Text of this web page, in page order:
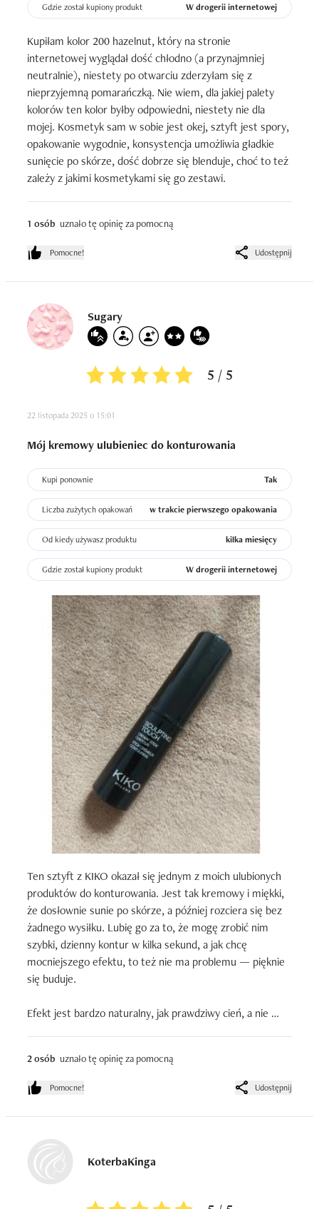
Gdzie został kupiony produkt W drogerii internetowej
Kupiłam kolor 200 hazelnut, który na stronie
internetowej wyglądał dość chłodno (a przynajmniej
neutralnie), niestety po otwarciu zderzyłam się z
nieprzyjemną pomarańczką. Nie wiem, dla jakiej palety
kolorów ten kolor byłby odpowiedni, niestety nie dla
mojej. Kosmetyk sam w sobie jest okej, sztyft jest spory,
opakowanie wygodnie, konsystencja umożliwia gładkie
sunięcie po skórze, dość dobrze się blenduje, choć to też
zależy z jakimi kosmetykami się go zestawi.
1 osób uznało tę opinię za pomocną
Pomocne! Udostępnij
Sugary
5 / 5
22 listopada 2025 o 15:01
Mój kremowy ulubieniec do konturowania
Kupi ponownie Tak
Liczba zużytych opakowań w trakcie pierwszego opakowania
Od kiedy używasz produktu kilka miesięcy
Gdzie został kupiony produkt W drogerii internetowej
Ten sztyft z KIKO okazał się jednym z moich ulubionych
produktów do konturowania. Jest tak kremowy i miękki,
że dosłownie sunie po skórze, a później rozciera się bez
żadnego wysiłku. Lubię go za to, że mogę zrobić nim
szybki, dzienny kontur w kilka sekund, a jak chcę
mocniejszego efektu, to też nie ma problemu — pięknie
się buduje.
Efekt jest bardzo naturalny, jak prawdziwy cień, a nie
on absolutnie tego nie podkreśla — wręcz przeciwnie,
wygląda miękko i zdrowo.
Używam go codziennie, bo jest po prostu wygodny.
Sztyft jest wykręcany,  wszystko jest szybkie i bez
policzkowe, linię żuchwy i skronie.
Jedyne, co warto mieć na uwadze, to dobór odcienia —
2 osób uznało tę opinię za pomocną
Pomocne! Udostępnij
KoterbaKinga